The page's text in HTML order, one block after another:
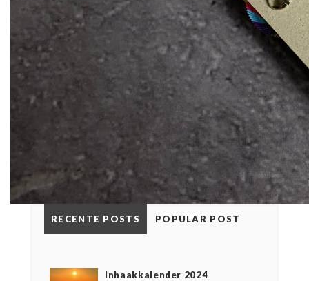
RECENTE POSTS POPULAR POST
Inhaakkalender 2024